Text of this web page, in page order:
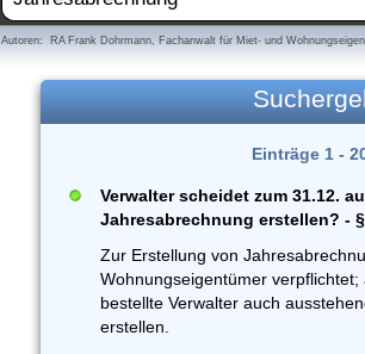
Autoren: RA Frank Dohrmann, Fachanwalt für Miet- und
Einträge 1 -
Verwalter scheidet zum 31.12.
Jahresabrechnung erstellen? -
Zur Erstellung von
Wohnungseigentümer
bestellte Verwalter auch
erstellen.